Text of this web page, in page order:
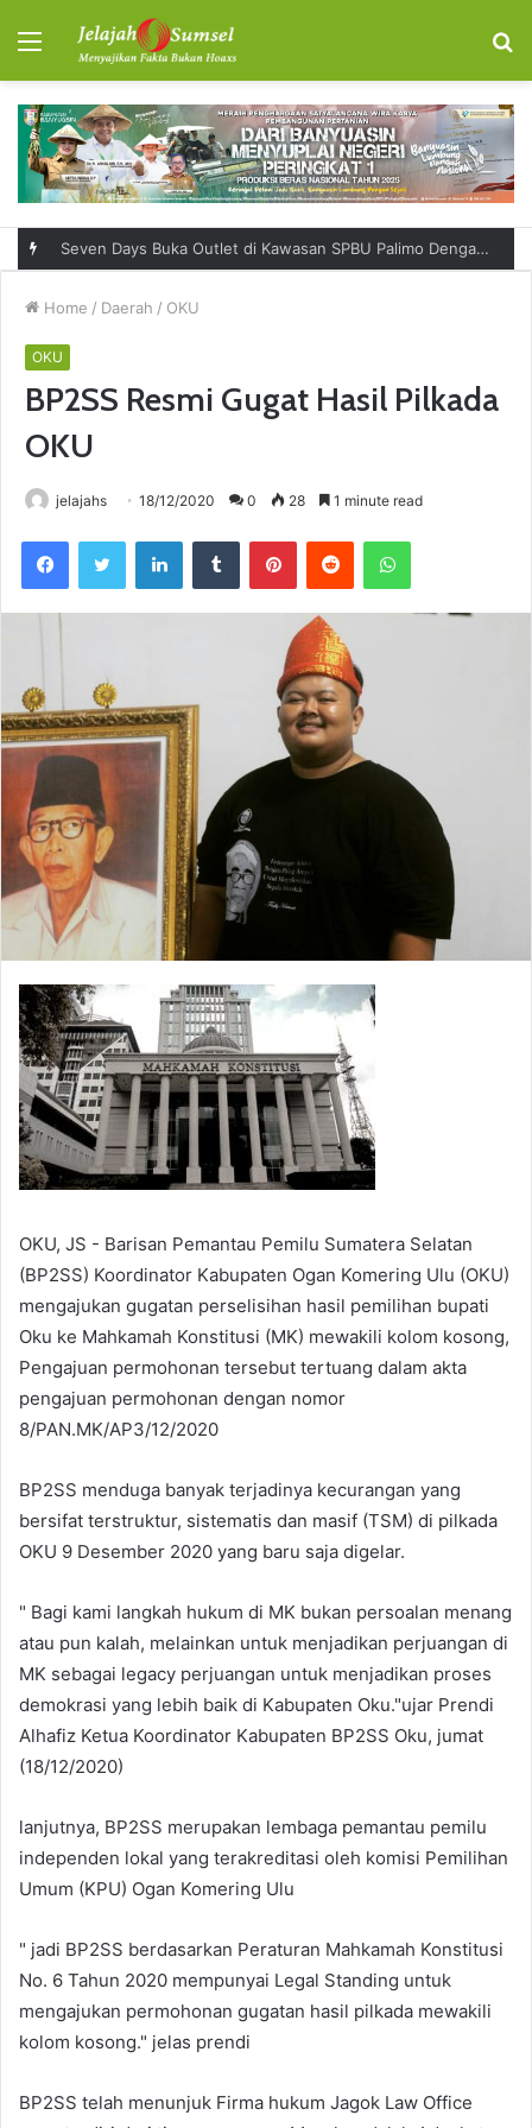
Menu
Seven Days Buka Outlet di Kawasan SPBU Palimo Dengan Konsep One Stop Hangout Destination
Home / Daerah / OKU
OKU
BP2SS Resmi Gugat Hasil Pilkada
OKU
jelajahs 18/12/2020 0 28 1 minute read
OKU, JS - Barisan Pemantau Pemilu Sumatera Selatan
(BP2SS) Koordinator Kabupaten Ogan Komering Ulu (OKU)
mengajukan gugatan perselisihan hasil pemilihan bupati
Oku ke Mahkamah Konstitusi (MK) mewakili kolom kosong,
Pengajuan permohonan tersebut tertuang dalam akta
pengajuan permohonan dengan nomor
8/PAN.MK/AP3/12/2020
BP2SS menduga banyak terjadinya kecurangan yang
bersifat terstruktur, sistematis dan masif (TSM) di pilkada
OKU 9 Desember 2020 yang baru saja digelar.
" Bagi kami langkah hukum di MK bukan persoalan menang
atau pun kalah, melainkan untuk menjadikan perjuangan di
MK sebagai legacy perjuangan untuk menjadikan proses
demokrasi yang lebih baik di Kabupaten Oku."ujar Prendi
Alhafiz Ketua Koordinator Kabupaten BP2SS Oku, jumat
(18/12/2020)
lanjutnya, BP2SS merupakan lembaga pemantau pemilu
independen lokal yang terakreditasi oleh komisi Pemilihan
Umum (KPU) Ogan Komering Ulu
" jadi BP2SS berdasarkan Peraturan Mahkamah Konstitusi
No. 6 Tahun 2020 mempunyai Legal Standing untuk
mengajukan permohonan gugatan hasil pilkada mewakili
kolom kosong." jelas prendi
BP2SS telah menunjuk Firma hukum Jagok Law Office